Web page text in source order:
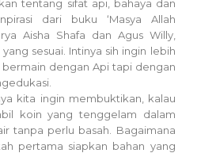
tentang sifat api, bahaya dan
dari buku ‘Masya Allah
Aisha Shafa dan Agus Willy,
sesuai. Intinya sih ingin lebih
dengan Api tapi dengan
kita ingin membuktikan, kalau
koin yang tenggelam dalam
tanpa perlu basah. Bagaimana
pertama siapkan bahan yang